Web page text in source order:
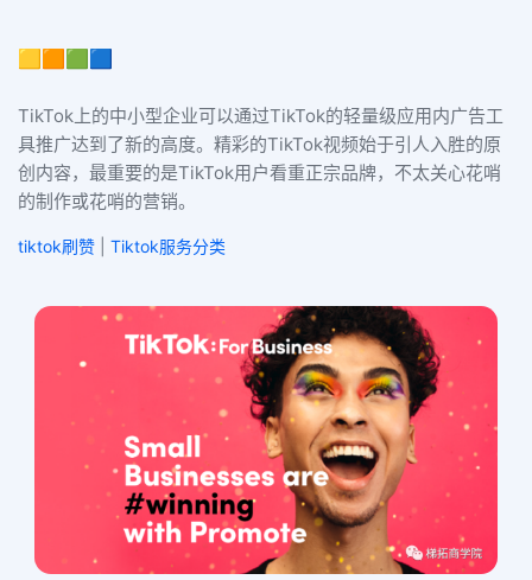
🟨🟧🟩🟦
TikTok上的中小型企业可以通过TikTok的轻量级应用内广告工
具推广达到了新的高度。精彩的TikTok视频始于引人入胜的原
创内容，最重要的是TikTok用户看重正宗品牌，不太关心花哨
的制作或花哨的营销。
tiktok刷赞 Tiktok服务分类